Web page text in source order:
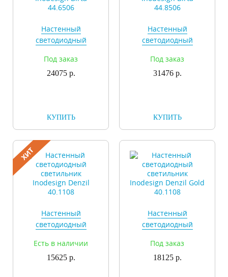
Настенный
светодиодный
Inodesign Birta
44.6506
Под заказ
24075 р.
КУПИТЬ
Настенный
светодиодный
Inodesign Birta
44.8506
Под заказ
31476 р.
КУПИТЬ
Настенный
светодиодный
Inodesign Denzil
40.1108
Есть в наличии
15625 р.
Настенный
светодиодный
Inodesign Denzil Gold
40.1108
Под заказ
18125 р.